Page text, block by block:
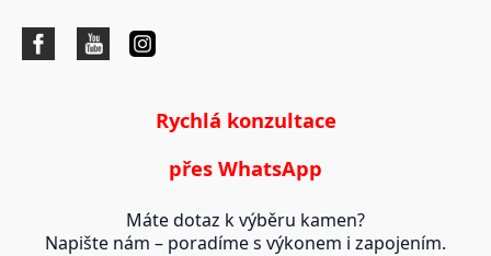
Rychlá konzultace
přes WhatsApp
Máte dotaz k výběru kamen?
Napište nám – poradíme s výkonem i zapojením.